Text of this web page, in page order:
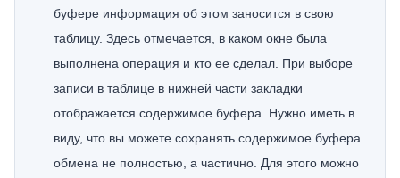
буфере информация об этом заносится в свою
таблицу. Здесь отмечается, в каком окне была
выполнена операция и кто ее сделал. При выборе
записи в таблице в нижней части закладки
отображается содержимое буфера. Нужно иметь в
виду, что вы можете сохранять содержимое буфера
обмена не полностью, а частично. Для этого можно